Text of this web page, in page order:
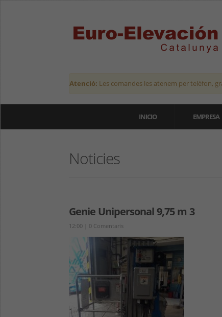
Atenció: Les comandes les atenem per telèfon,
INICIO EMPRESA
Noticies
Genie Unipersonal 9,75 m 3
12:00 0 Comentaris